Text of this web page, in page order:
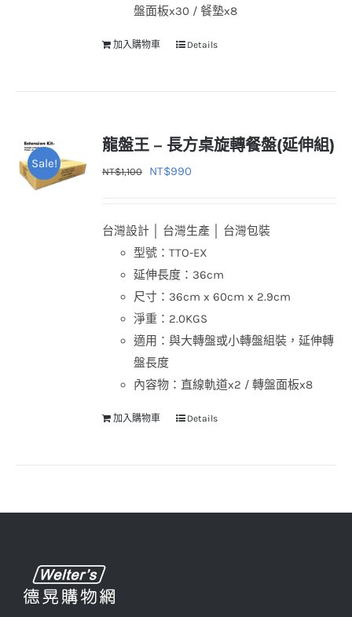
盤面板x30 / 餐墊x8
加入購物車 Details
Sale!
龍盤王 – 長方桌旋轉餐盤(延伸組)
NT$1,100
原
格：
NT$1,100。
NT$990
格：
NT$990。
台灣設計 │ 台灣生產 │ 台灣包裝
型號：TTO-EX
延伸長度：36cm
尺寸：36cm x 60cm x 2.9cm
淨重：2.0KGS
適用：與大轉盤或小轉盤組裝，延伸轉
盤長度
內容物：直線軌道x2 / 轉盤面板x8
加入購物車 Details